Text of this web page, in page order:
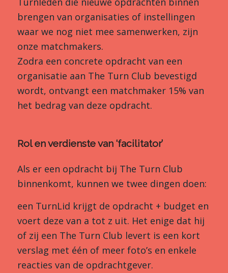
brengen van organisaties of instellingen
waar we nog niet mee samenwerken, zijn
onze matchmakers.
Zodra een concrete opdracht van een
organisatie aan The Turn Club bevestigd
wordt, ontvangt een matchmaker 15% van
het bedrag van deze opdracht.
Rol en verdienste van ‘facilitator’
Als er een opdracht bij The Turn Club
binnenkomt, kunnen we twee dingen doen:
een TurnLid krijgt de opdracht + budget en
voert deze van a tot z uit. Het enige dat hij
of zij een The Turn Club levert is een kort
verslag met één of meer foto’s en enkele
reacties van de opdrachtgever.